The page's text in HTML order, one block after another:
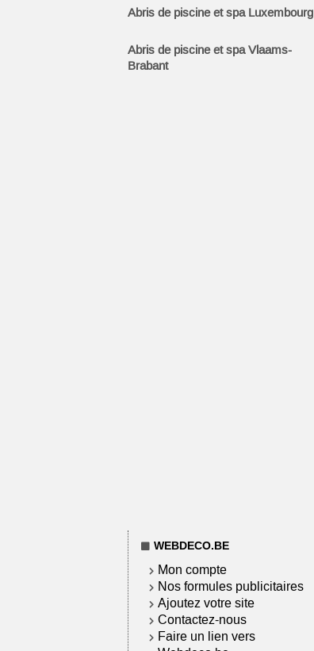
Abris de piscine et spa Luxembourg
Abris de piscine et spa Vlaams-
Brabant
WEBDECO.BE
Mon compte
Nos formules publicitaires
Ajoutez votre site
Contactez-nous
Faire un lien vers